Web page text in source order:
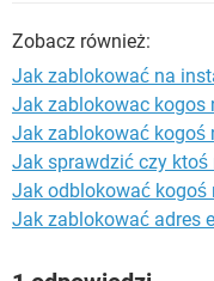
Zobacz również:
Jak zablokować na
Jak zablokowac kogos
Jak zablokować kogoś
Jak sprawdzić czy ktoś
Jak odblokować kogoś
Jak zablokować adres